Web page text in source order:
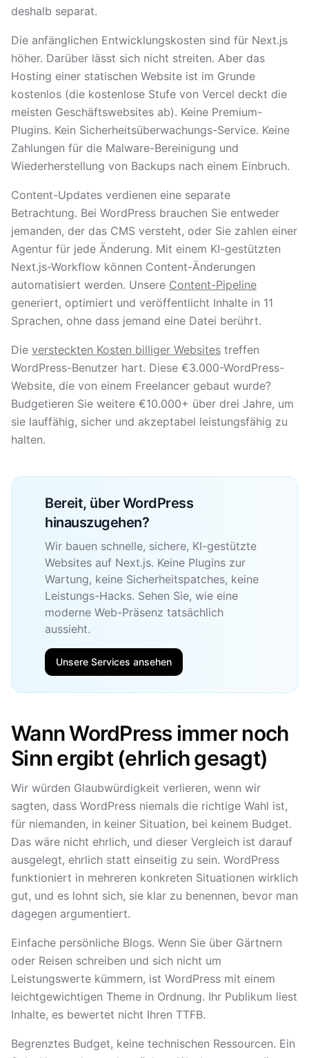
deshalb separat.
Die anfänglichen Entwicklungskosten sind für Next.js
höher. Darüber lässt sich nicht streiten. Aber das
Hosting einer statischen Website ist im Grunde
kostenlos (die kostenlose Stufe von Vercel deckt die
meisten Geschäftswebsites ab). Keine Premium-
Plugins. Kein Sicherheitsüberwachungs-Service. Keine
Zahlungen für die Malware-Bereinigung und
Wiederherstellung von Backups nach einem Einbruch.
Content-Updates verdienen eine separate
Betrachtung. Bei WordPress brauchen Sie entweder
jemanden, der das CMS versteht, oder Sie zahlen einer
Agentur für jede Änderung. Mit einem KI-gestützten
Next.js-Workflow können Content-Änderungen
automatisiert werden. Unsere Content-Pipeline
generiert, optimiert und veröffentlicht Inhalte in 11
Sprachen, ohne dass jemand eine Datei berührt.
Die versteckten Kosten billiger Websites treffen
WordPress-Benutzer hart. Diese €3.000-WordPress-
Website, die von einem Freelancer gebaut wurde?
Budgetieren Sie weitere €10.000+ über drei Jahre, um
sie lauffähig, sicher und akzeptabel leistungsfähig zu
halten.
Bereit, über WordPress
hinauszugehen?
Wir bauen schnelle, sichere, KI-gestützte
Websites auf Next.js. Keine Plugins zur
Wartung, keine Sicherheitspatches, keine
Leistungs-Hacks. Sehen Sie, wie eine
moderne Web-Präsenz tatsächlich
aussieht.
Unsere Services ansehen
Wann WordPress immer noch
Sinn ergibt (ehrlich gesagt)
Wir würden Glaubwürdigkeit verlieren, wenn wir
sagten, dass WordPress niemals die richtige Wahl ist,
für niemanden, in keiner Situation, bei keinem Budget.
Das wäre nicht ehrlich, und dieser Vergleich ist darauf
ausgelegt, ehrlich statt einseitig zu sein. WordPress
funktioniert in mehreren konkreten Situationen wirklich
gut, und es lohnt sich, sie klar zu benennen, bevor man
dagegen argumentiert.
Einfache persönliche Blogs. Wenn Sie über Gärtnern
oder Reisen schreiben und sich nicht um
Leistungswerte kümmern, ist WordPress mit einem
leichtgewichtigen Theme in Ordnung. Ihr Publikum liest
Inhalte, es bewertet nicht Ihren TTFB.
Begrenztes Budget, keine technischen Ressourcen. Ein